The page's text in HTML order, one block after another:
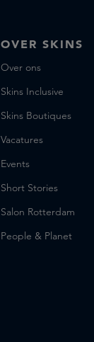
OVER SKINS
Over ons
Skins Inclusive
Skins Boutiques
Vacatures
Events
Short Stories
Salon Rotterdam
People & Planet